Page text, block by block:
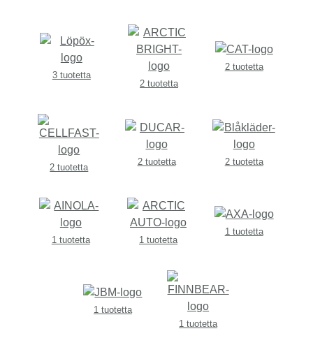
3 tuotetta
2 tuotetta
2 tuotetta
2 tuotetta
2 tuotetta 2 tuotetta
1 tuotetta 1 tuotetta
1 tuotetta
1 tuotetta
1 tuotetta